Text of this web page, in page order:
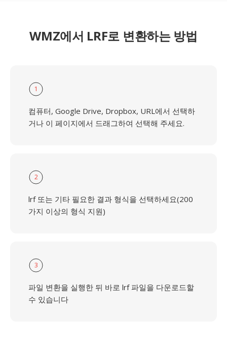
WMZ에서 LRF로 변환하는 방법
1
컴퓨터, Google Drive, Dropbox, URL에서 선택하
거나 이 페이지에서 드래그하여 선택해 주세요.
2
lrf 또는 기타 필요한 결과 형식을 선택하세요(200
가지 이상의 형식 지원)
3
파일 변환을 실행한 뒤 바로 lrf 파일을 다운로드할
수 있습니다